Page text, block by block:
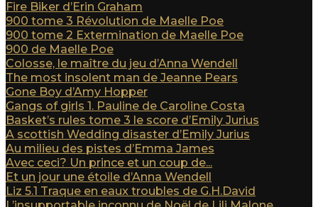
Fire Biker d’Erin Graham
900 tome 3 Révolution de Maelle Poe
900 tome 2 Extermination de Maelle Poe
900 de Maelle Poe
Colosse, le maître du jeu d’Anna Wendell
The most insolent man de Jeanne Pears
Gone Boy d’Amy Hopper
Gangs of girls 1. Pauline de Caroline Costa
Basket’s rules tome 3 le score d’Emily Jurius
A scottish Wedding disaster d’Emily Jurius
Au milieu des pistes d’Emma James
Avec ceci? Un prince et un coup de...
Et un jour une étoile d’Anna Wendell
Liz 5.1 Traque en eaux troubles de G.H.David